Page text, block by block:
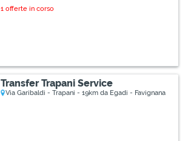
1 offerte in corso
Transfer Trapani Service
Via Garibaldi - Trapani - 19km da Egadi - Favignana